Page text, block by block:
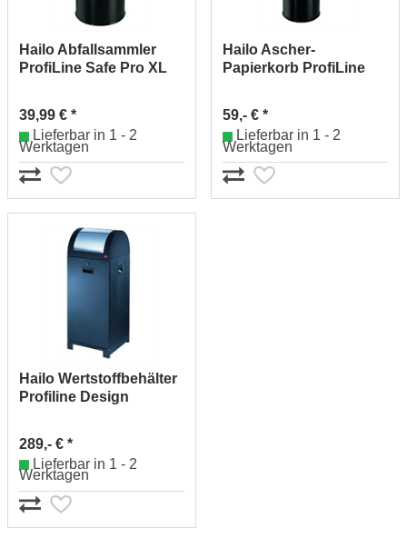
Hailo Abfallsammler
ProfiLine Safe Pro XL
39,99 € *
Lieferbar in 1 - 2
Werktagen
Hailo Ascher-
Papierkorb ProfiLine
59,- € *
Lieferbar in 1 - 2
Werktagen
Hailo Wertstoffbehälter
Profiline Design
289,- € *
Lieferbar in 1 - 2
Werktagen